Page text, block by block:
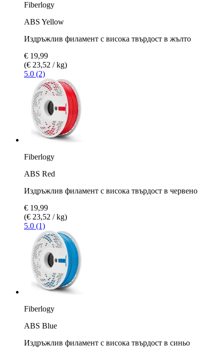
Fiberlogy
ABS Yellow
Издръжлив филамент с висока твърдост в жълто
€ 19,99
(€ 23,52 / kg)
5.0 (2)
Fiberlogy
ABS Red
Издръжлив филамент с висока твърдост в червено
€ 19,99
(€ 23,52 / kg)
5.0 (1)
Fiberlogy
ABS Blue
Издръжлив филамент с висока твърдост в синьо